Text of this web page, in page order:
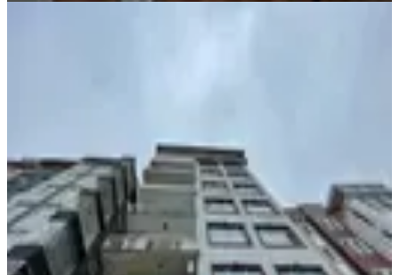
4.250.000 ₺
TURAN EMLAK Turan Ayhan
Ara